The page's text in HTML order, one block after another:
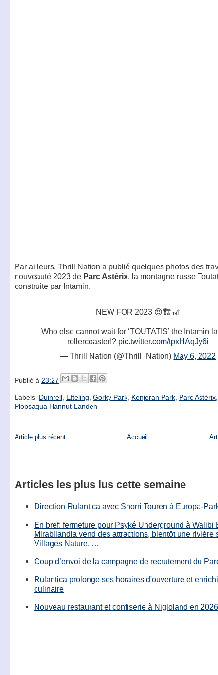
Par ailleurs, Thrill Nation a publié quelques photos des
nouveauté 2023 de Parc Astérix, la montagne russe
construite par Intamin.
NEW FOR 2023 😍🏗🎢
Who else cannot wait for ‘TOUTATIS’ the Intamin
rollercoaster!? pic.twitter.com/tpxHAqJy6i
— Thrill Nation (@Thrill_Nation) May 6, 2022
Publié à 23:27
Labels: Duinrell, Efteling Gorky Park, Kenjeran Park, Parc Astérix
Plopsaqua Hannut-Landen
Article plus récent Accueil
Articles les plus lus cette semaine
Direction Rulantica avec Snorri Touren à Europa-
En bref: fermeture pour Psyké Underground à Walibi
Mirabilandia vend des attractions, bientôt une rivière
Villages Nature, …
Coup d’envoi de la campagne de recrutement du
Rulantica prolonge ses horaires d'ouverture et
culinaire
Nouveau restaurant et confiserie à Nigloland en 2026